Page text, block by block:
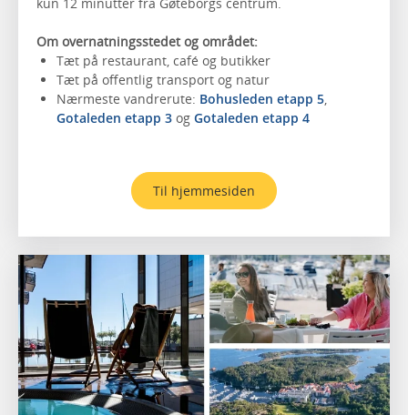
Om overnatningsstedet og området:
Tæt på restaurant, café og butikker
Tæt på offentlig transport og natur
Nærmeste vandrerute: Bohusleden etapp 5,
Gotaleden etapp 3 og Gotaleden etapp 4
Til hjemmesiden